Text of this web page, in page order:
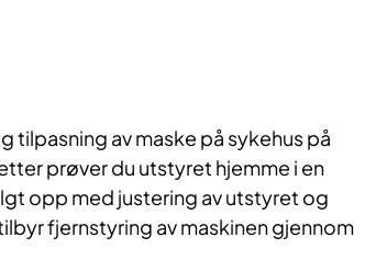
av maske på sykehus på
prøver du utstyret hjemme i en
opp med justering av utstyret og
fjernstyring av maskinen gjennom